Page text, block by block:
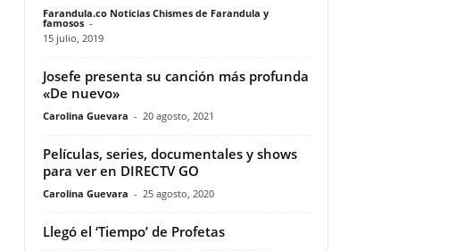
Farandula.co Noticias Chismes de Farandula y
famosos -
15 julio, 2019
Josefe presenta su canción más profunda
«De nuevo»
Carolina Guevara - 20 agosto, 2021
Películas, series, documentales y shows
para ver en DIRECTV GO
Carolina Guevara - 25 agosto, 2020
Llegó el ‘Tiempo’ de Profetas